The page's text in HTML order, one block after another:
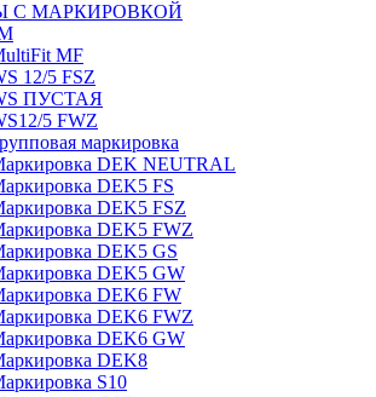
С МАРКИРОВКОЙ
MF
12/5 FSZ
ПУСТАЯ
5 FWZ
маркировка
DEK NEUTRAL
DEK5 FS
DEK5 FSZ
DEK5 FWZ
DEK5 GS
DEK5 GW
DEK6 FW
DEK6 FWZ
DEK6 GW
DEK8
S10